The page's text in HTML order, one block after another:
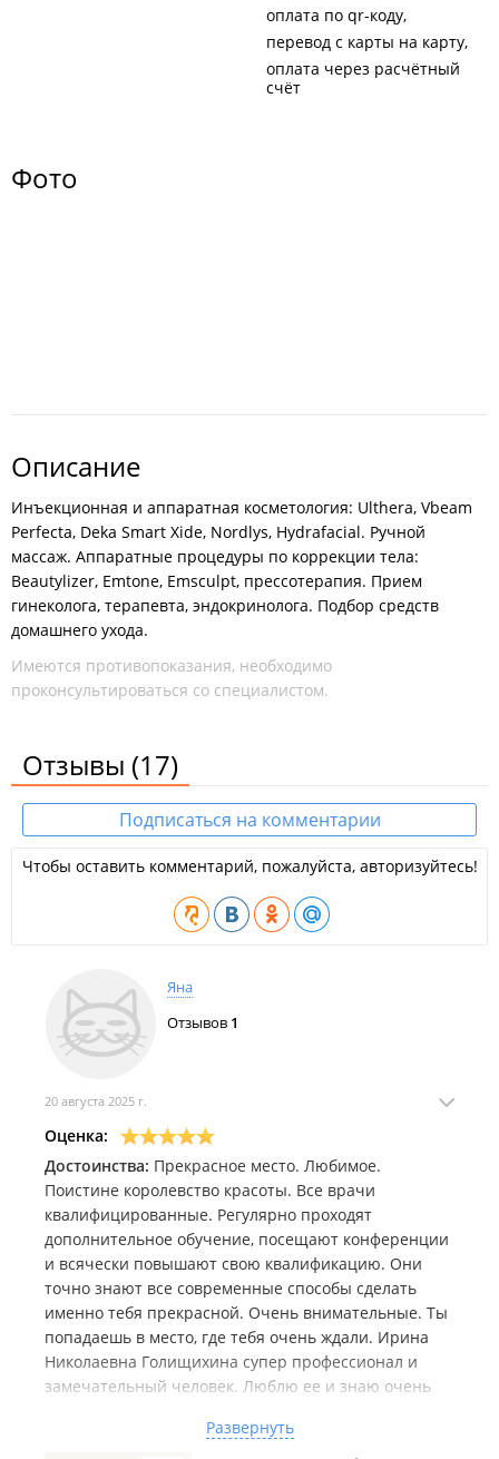
оплата по qr-коду
перевод с карты на карту
оплата через расчётный
счёт
Фото
Описание
Инъекционная и аппаратная косметология: Ulthera, Vbeam
Perfecta, Deka Smart Xide, Nordlys, Hydrafacial. Ручной
массаж. Аппаратные процедуры по коррекции тела:
Beautylizer, Emtone, Emsculpt, прессотерапия. Прием
гинеколога, терапевта, эндокринолога. Подбор средств
домашнего ухода.
Имеются противопоказания, необходимо
проконсультироваться со специалистом.
Отзывы (17)
Подписаться на комментарии
Чтобы оставить комментарий, пожалуйста, авторизуйтесь!
Яна
Отзывов 1
20 августа 2025 г.
Оценка:
Достоинства: Прекрасное место. Любимое.
Поистине королевство красоты. Все врачи
квалифицированные. Регулярно проходят
дополнительное обучение, посещают конференции
и всячески повышают свою квалификацию. Они
точно знают все современные способы сделать
именно тебя прекрасной. Очень внимательные. Ты
попадаешь в место, где тебя очень ждали. Ирина
Николаевна Голищихина супер профессионал и
замечательный человек. Люблю ее и знаю очень
Отсутствуют совершенно
Развернуть